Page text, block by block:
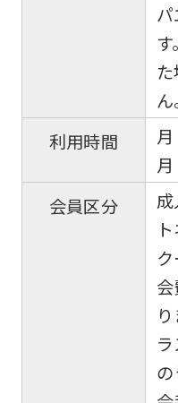
ん
利用時間
会員区分